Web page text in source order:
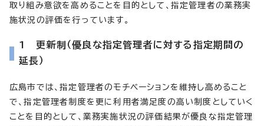
取り組み意欲を高めることを目的として、指定管理者の業務実
施状況の評価を行っています。
1 更新制（優良な指定管理者に対する指定期間の
延長）
広島市では、指定管理者のモチベーションを維持し高めること
で、指定管理者制度を更に利用者満足度の高い制度としていく
ことを目的として、業務実施状況の評価結果が優良な指定管理